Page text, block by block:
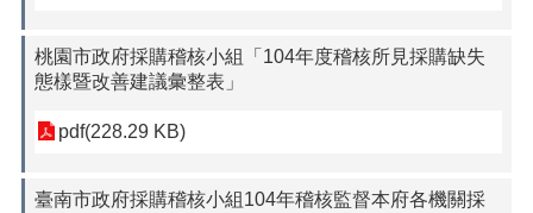
桃園市政府採購稽核小組「104年度稽核所見採購缺失
態樣暨改善建議彙整表」
pdf(228.29 KB)
臺南市政府採購稽核小組104年稽核監督本府各機關採